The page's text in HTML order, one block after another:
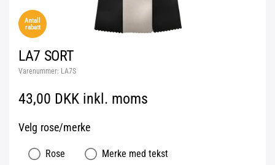
Antall
rabatt
LA7 SORT
Varenummer: LA7S
43,00 DKK inkl. moms
Velg rose/merke
Rose
Merke med tekst